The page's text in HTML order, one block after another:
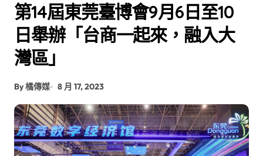
第14屆東莞臺博會9月6日至10
日舉辦「台商一起來，融入大
灣區」
By 橘傳媒 8 月 17, 2023